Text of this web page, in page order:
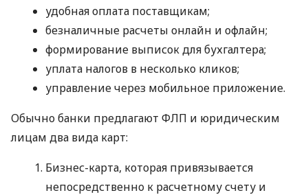
удобная оплата поставщикам;
безналичные расчеты онлайн и офлайн;
формирование выписок для бухгалтера;
уплата налогов в несколько кликов;
управление через мобильное приложение.
Обычно банки предлагают ФЛП и юридическим
лицам два вида карт:
Бизнес-карта, которая привязывается
непосредственно к расчетному счету и